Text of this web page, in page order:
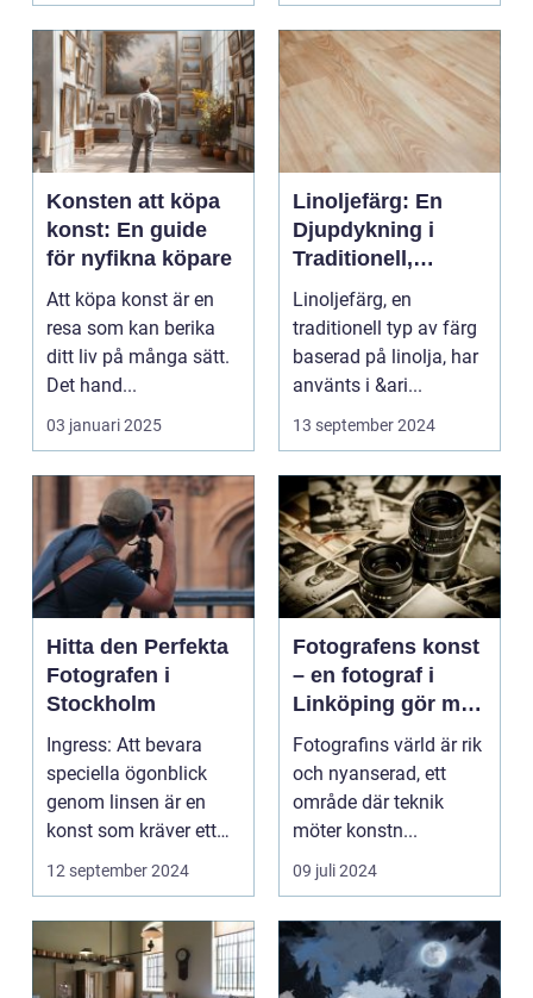
Konsten att köpa
konst: En guide
för nyfikna köpare
Att köpa konst är en
resa som kan berika
ditt liv på många sätt.
Det hand...
03 januari 2025
Linoljefärg: En
Djupdykning i
Traditionell,
Naturlig och
Hållbar Målarfärg
Linoljefärg, en
traditionell typ av färg
baserad på linolja, har
använts i &ari...
13 september 2024
Hitta den Perfekta
Fotografen i
Stockholm
Ingress: Att bevara
speciella ögonblick
genom linsen är en
konst som kräver ett
tr&au...
12 september 2024
Fotografens konst
– en fotograf i
Linköping gör mer
än att bara trycka
på en knapp
Fotografins värld är rik
och nyanserad, ett
område där teknik
möter konstn...
09 juli 2024